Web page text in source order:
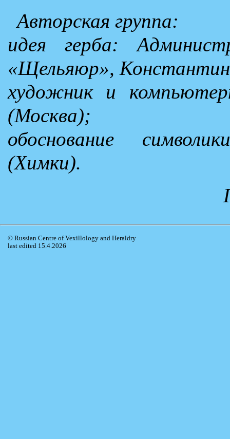
Авторская группа:
идея герба:
«Щельяюр»,
художник и
(Москва);
обоснование
(Химки).
© Russian Centre of Vexillology and Heraldry
last edited 15.4.2026